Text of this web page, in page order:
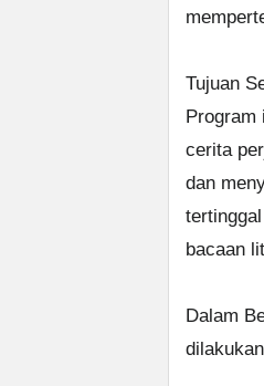
Tujuan
Program
cerita
dan
bacaan
Dalam